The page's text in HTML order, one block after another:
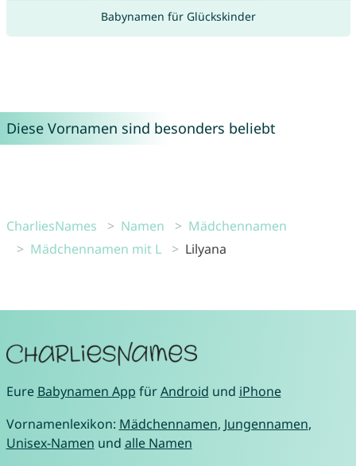
Babynamen für Glückskinder
Diese Vornamen sind besonders beliebt
CharliesNames Namen
Mädchennamen
Mädchennamen mit L
Lilyana
Eure Babynamen App fürAndroid und iPhone
Vornamenlexikon: Mädchennamen, Jungennamen,
Unisex-Namen und alle Namen